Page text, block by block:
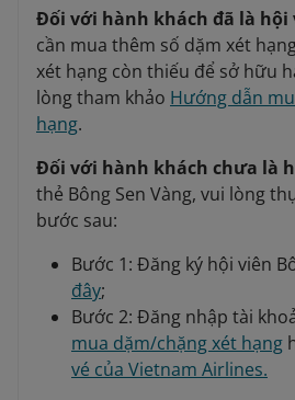
Đối với hành khách đã là hội
cần mua thêm số dặm xét
xét hạng còn thiếu để sở hữu
lòng tham khảo Hướng dẫn
hạng.
Đối với hành khách chưa là
thẻ Bông Sen Vàng, vui lòng
bước sau:
Bước 1: Đăng ký hội viên
đây;
Bước 2: Đăng nhập tài
mua dặm/chặng xét hạng
vé của Vietnam Airlines.